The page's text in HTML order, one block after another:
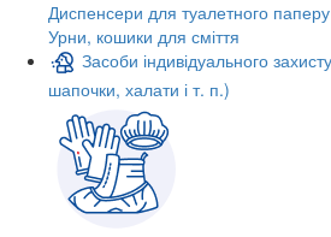
Диспенсери для туалетного паперу
Урни, кошики для сміття
Засоби індивідуального
шапочки, халати і т. п.)